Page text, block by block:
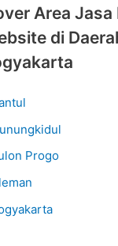
Area Jasa
di
Progo